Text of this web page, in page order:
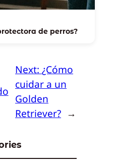
de perros?
Next:¿Cómo
cuidar a un
Golden
Retriever? →